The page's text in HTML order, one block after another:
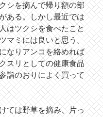
シを摘んで帰り額の部
ある。しかし最近では
はツクシを食べたこと
マミには良いと思う。
なりアンコを絡めれば
スリとしての健康食品
詣のおりによく買って
ては野草を摘み、片っ